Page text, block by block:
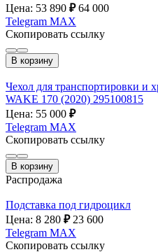
Цена: 53 890 ₽ 64 000
Telegram MAX
Скопировать ссылку
В корзину
Чехол для транспортировки и
WAKE 170 (2020) 295100815
Цена: 55 000 ₽
Telegram MAX
Скопировать ссылку
В корзину
Распродажа
Подставка под гидроцикл
Цена: 8 280 ₽ 23 600
Telegram MAX
Скопировать ссылку